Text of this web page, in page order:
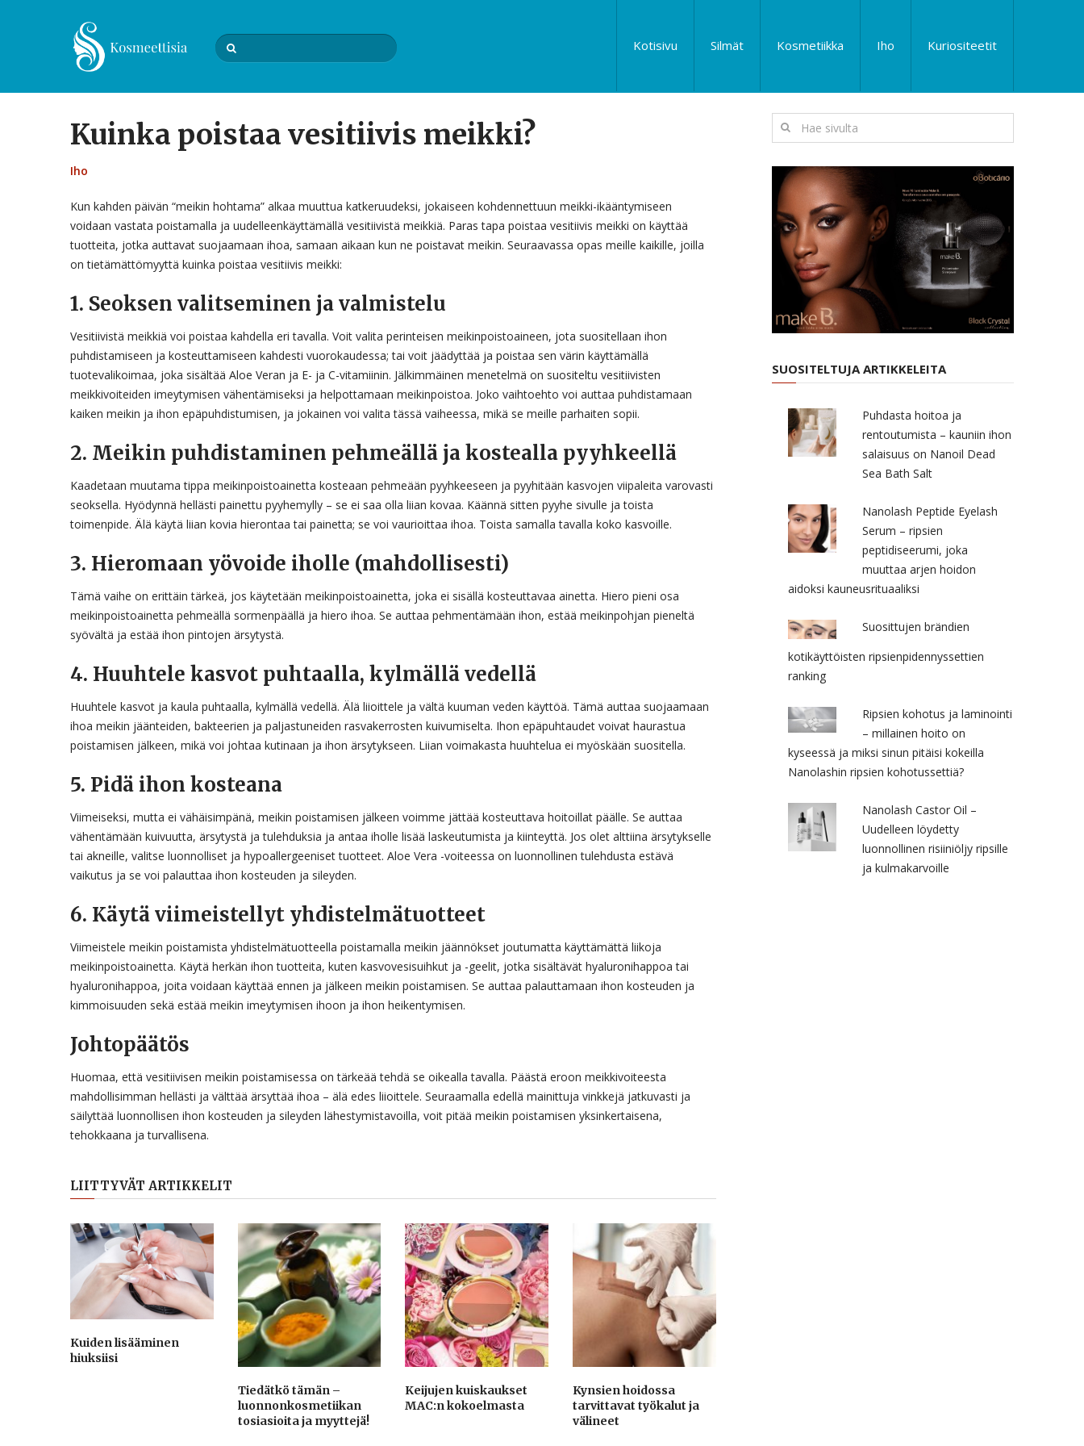
Kotisivu Silmät Kosmetiikka Iho Kuriositeetit
Kuinka poistaa vesitiivis meikki?
Iho
Kun kahden päivän “meikin hohtama” alkaa muuttua katkeruudeksi, jokaiseen kohdennettuun meikki-ikääntymiseen
voidaan vastata poistamalla ja uudelleenkäyttämällä vesitiivistä meikkiä. Paras tapa poistaa vesitiivis meikki on käyttää
tuotteita, jotka auttavat suojaamaan ihoa, samaan aikaan kun ne poistavat meikin. Seuraavassa opas meille kaikille, joilla
on tietämättömyyttä kuinka poistaa vesitiivis meikki:
1. Seoksen valitseminen ja valmistelu
Vesitiivistä meikkiä voi poistaa kahdella eri tavalla. Voit valita perinteisen meikinpoistoaineen, jota suositellaan ihon
puhdistamiseen ja kosteuttamiseen kahdesti vuorokaudessa; tai voit jäädyttää ja poistaa sen värin käyttämällä
tuotevalikoimaa, joka sisältää Aloe Veran ja E- ja C-vitamiinin. Jälkimmäinen menetelmä on suositeltu vesitiivisten
meikkivoiteiden imeytymisen vähentämiseksi ja helpottamaan meikinpoistoa. Joko vaihtoehto voi auttaa puhdistamaan
kaiken meikin ja ihon epäpuhdistumisen, ja jokainen voi valita tässä vaiheessa, mikä se meille parhaiten sopii.
2. Meikin puhdistaminen pehmeällä ja kostealla pyyhkeellä
Kaadetaan muutama tippa meikinpoistoainetta kosteaan pehmeään pyyhkeeseen ja pyyhitään kasvojen viipaleita varovasti
seoksella. Hyödynnä hellästi painettu pyyhemylly – se ei saa olla liian kovaa. Käännä sitten pyyhe sivulle ja toista
toimenpide. Älä käytä liian kovia hierontaa tai painetta; se voi vaurioittaa ihoa. Toista samalla tavalla koko kasvoille.
3. Hieromaan yövoide iholle (mahdollisesti)
Tämä vaihe on erittäin tärkeä, jos käytetään meikinpoistoainetta, joka ei sisällä kosteuttavaa ainetta. Hiero pieni osa
meikinpoistoainetta pehmeällä sormenpäällä ja hiero ihoa. Se auttaa pehmentämään ihon, estää meikinpohjan pieneltä
syövältä ja estää ihon pintojen ärsytystä.
4. Huuhtele kasvot puhtaalla, kylmällä vedellä
Huuhtele kasvot ja kaula puhtaalla, kylmällä vedellä. Älä liioittele ja vältä kuuman veden käyttöä. Tämä auttaa suojaamaan
ihoa meikin jäänteiden, bakteerien ja paljastuneiden rasvakerrosten kuivumiselta. Ihon epäpuhtaudet voivat haurastua
poistamisen jälkeen, mikä voi johtaa kutinaan ja ihon ärsytykseen. Liian voimakasta huuhtelua ei myöskään suositella.
5. Pidä ihon kosteana
Viimeiseksi, mutta ei vähäisimpänä, meikin poistamisen jälkeen voimme jättää kosteuttava hoitoillat päälle. Se auttaa
vähentämään kuivuutta, ärsytystä ja tulehduksia ja antaa iholle lisää laskeutumista ja kiinteyttä. Jos olet alttiina ärsytykselle
tai akneille, valitse luonnolliset ja hypoallergeeniset tuotteet. Aloe Vera -voiteessa on luonnollinen tulehdusta estävä
vaikutus ja se voi palauttaa ihon kosteuden ja sileyden.
6. Käytä viimeistellyt yhdistelmätuotteet
Viimeistele meikin poistamista yhdistelmätuotteella poistamalla meikin jäännökset joutumatta käyttämättä liikoja
meikinpoistoainetta. Käytä herkän ihon tuotteita, kuten kasvovesisuihkut ja -geelit, jotka sisältävät hyaluronihappoa tai
hyaluronihappoa, joita voidaan käyttää ennen ja jälkeen meikin poistamisen. Se auttaa palauttamaan ihon kosteuden ja
kimmoisuuden sekä estää meikin imeytymisen ihoon ja ihon heikentymisen.
Johtopäätös
Huomaa, että vesitiivisen meikin poistamisessa on tärkeää tehdä se oikealla tavalla. Päästä eroon meikkivoiteesta
mahdollisimman hellästi ja välttää ärsyttää ihoa – älä edes liioittele. Seuraamalla edellä mainittuja vinkkejä jatkuvasti ja
säilyttää luonnollisen ihon kosteuden ja sileyden lähestymistavoilla, voit pitää meikin poistamisen yksinkertaisena,
tehokkaana ja turvallisena.
LIITTYVÄT ARTIKKELIT
Kuiden lisääminen
hiuksiisi
Tiedätkö tämän –
luonnonkosmetiikan
tosiasioita ja myyttejä!
Keijujen kuiskaukset
MAC:n kokoelmasta
Kynsien hoidossa
tarvittavat työkalut ja
välineet
SUOSITELTUJA ARTIKKELEITA
Puhdasta hoitoa ja
rentoutumista – kauniin ihon
salaisuus on Nanoil Dead
Sea Bath Salt
Nanolash Peptide Eyelash
Serum – ripsien
peptidiseerumi, joka
muuttaa arjen hoidon
aidoksi kauneusrituaaliksi
Suosittujen brändien
kotikäyttöisten ripsienpidennyssettien
ranking
Ripsien kohotus ja laminointi
– millainen hoito on
kyseessä ja miksi sinun pitäisi kokeilla
Nanolashin ripsien kohotussettiä?
Nanolash Castor Oil –
Uudelleen löydetty
luonnollinen risiiniöljy ripsille
ja kulmakarvoille